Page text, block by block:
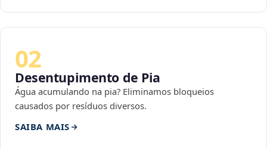
02
Desentupimento de Pia
Água acumulando na pia? Eliminamos bloqueios
causados por resíduos diversos.
SAIBA MAIS